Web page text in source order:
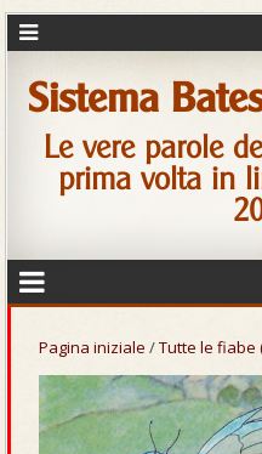
Sistema
Le vere parole
prima volta in
Pagina iniziale /Tutte le fiabe